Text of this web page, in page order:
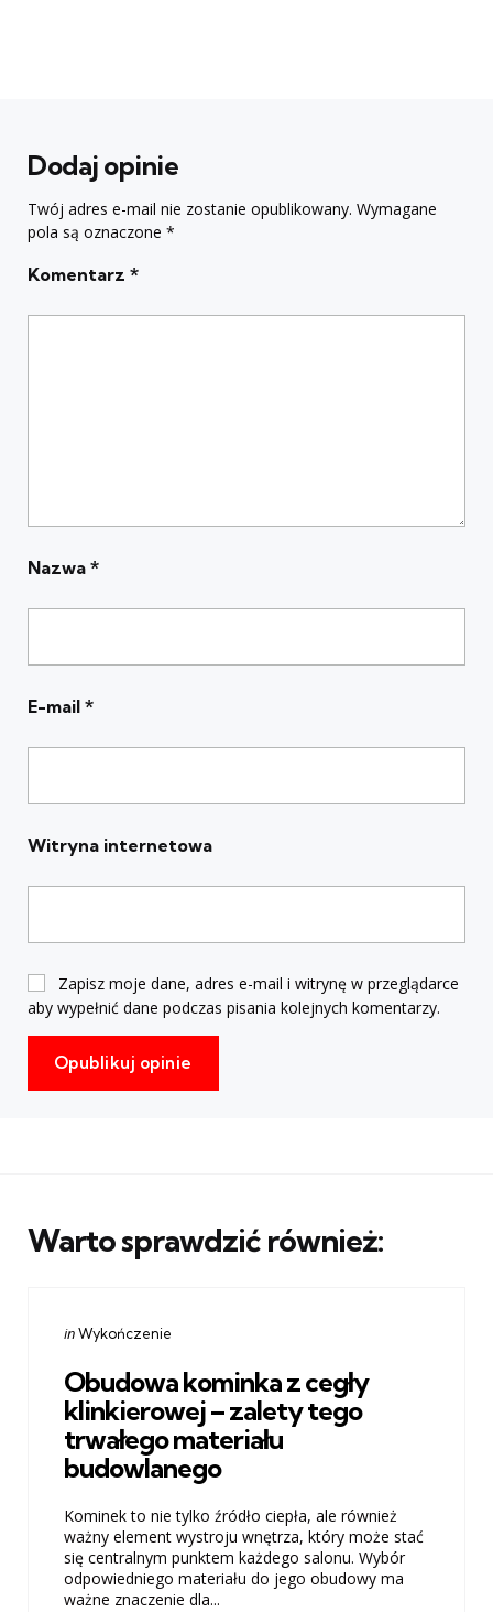
Dodaj opinie
Twój adres e-mail nie zostanie opublikowany. Wymagane
pola są oznaczone *
Komentarz *
Nazwa *
E-mail *
Witryna internetowa
Zapisz moje dane, adres e-mail i witrynę w przeglądarce
aby wypełnić dane podczas pisania kolejnych komentarzy.
Warto sprawdzić również:
Categories
Posted
inWykończenie
Obudowa kominka z cegły
klinkierowej – zalety tego
trwałego materiału
budowlanego
Kominek to nie tylko źródło ciepła, ale również
ważny element wystroju wnętrza, który może stać
się centralnym punktem każdego salonu. Wybór
odpowiedniego materiału do jego obudowy ma
ważne znaczenie dla...